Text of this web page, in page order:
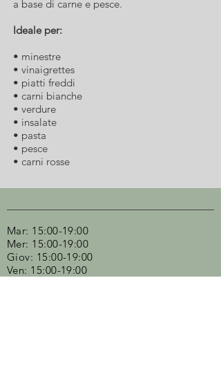
a base di carne e pesce.
Ideale per:
• minestre
• vinaigrettes
• piatti freddi
• carni bianche
• verdure
• insalate
• pasta
• pesce
• carni rosse
Mar: 15:00-19:00
Mer: 15:00-19:00
Giov: 15:00-19:00
Ven: 15:00-19:00